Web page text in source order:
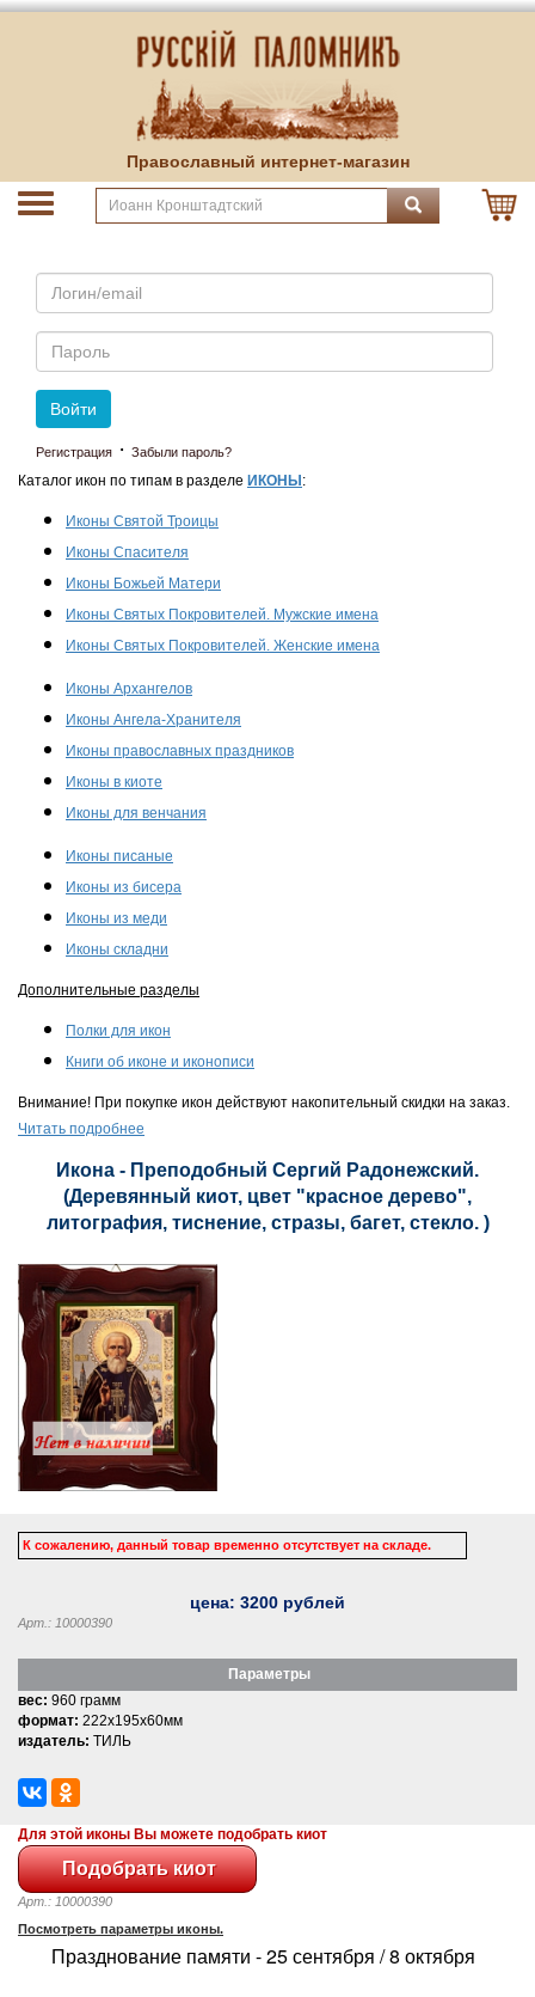
Православный интернет-магазин
Email
Пароль
Войти
Регистрация · Забыли пароль?
Каталог икон по типам в разделе ИКОНЫ :
Иконы Святой Троицы
Иконы Спасителя
Иконы Божьей Матери
Иконы Святых Покровителей. Мужские имена
Иконы Святых Покровителей. Женские имена
Иконы Архангелов
Иконы Ангела-Хранителя
Иконы православных праздников
Иконы в киоте
Иконы для венчания
Иконы писаные
Иконы из бисера
Иконы из меди
Иконы складни
Дополнительные разделы
Полки для икон
Книги об иконе и иконописи
Внимание! При покупке икон действуют накопительный скидки на заказ.
Читать подробнее
Икона - Преподобный Сергий Радонежский.
(Деревянный киот, цвет "красное дерево",
литография, тиснение, стразы, багет, стекло. )
К сожалению, данный товар временно отсутствует на складе.
цена: 3200 рублей
Арт.: 10000390
Параметры
вес: 960 грамм
формат: 222x195x60мм
издатель: ТИЛЬ
Для этой иконы Вы можете подобрать киот
Арт.: 10000390
Посмотреть параметры иконы.
Празднование памяти - 25 сентября / 8 октября